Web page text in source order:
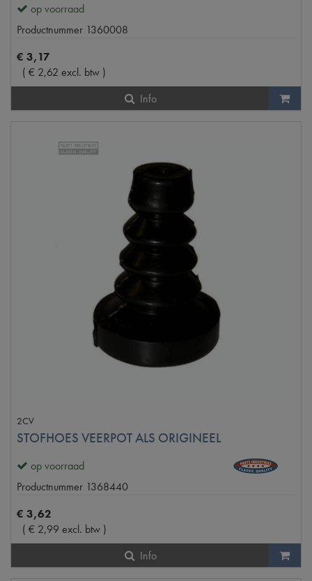
op voorraad
Productnummer 1360008
€ 3,17
( € 2,62 excl. btw )
Info
2CV
STOFHOES VEERPOT ALS ORIGINEEL
op voorraad
Productnummer 1368440
€ 3,62
( € 2,99 excl. btw )
Info